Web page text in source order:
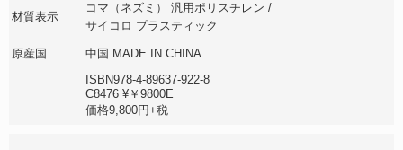
材質表示
コマ（ネズミ） 汎用ポリスチレン
サイコロ プラスティック
原産国
中国 MADE IN CHINA
ISBN978-4-89637-922-8
C8476 ¥￥9800E
価格9,800円+税